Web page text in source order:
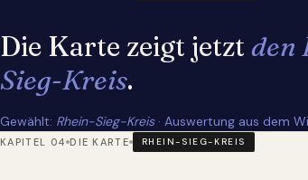
Die Karte zeigt jetzt den
Sieg-Kreis.
Gewählt: Rhein-Sieg-Kreis· Auswertung aus dem
KAPITEL 04 DIE KARTE RHEIN-SIEG-KREIS